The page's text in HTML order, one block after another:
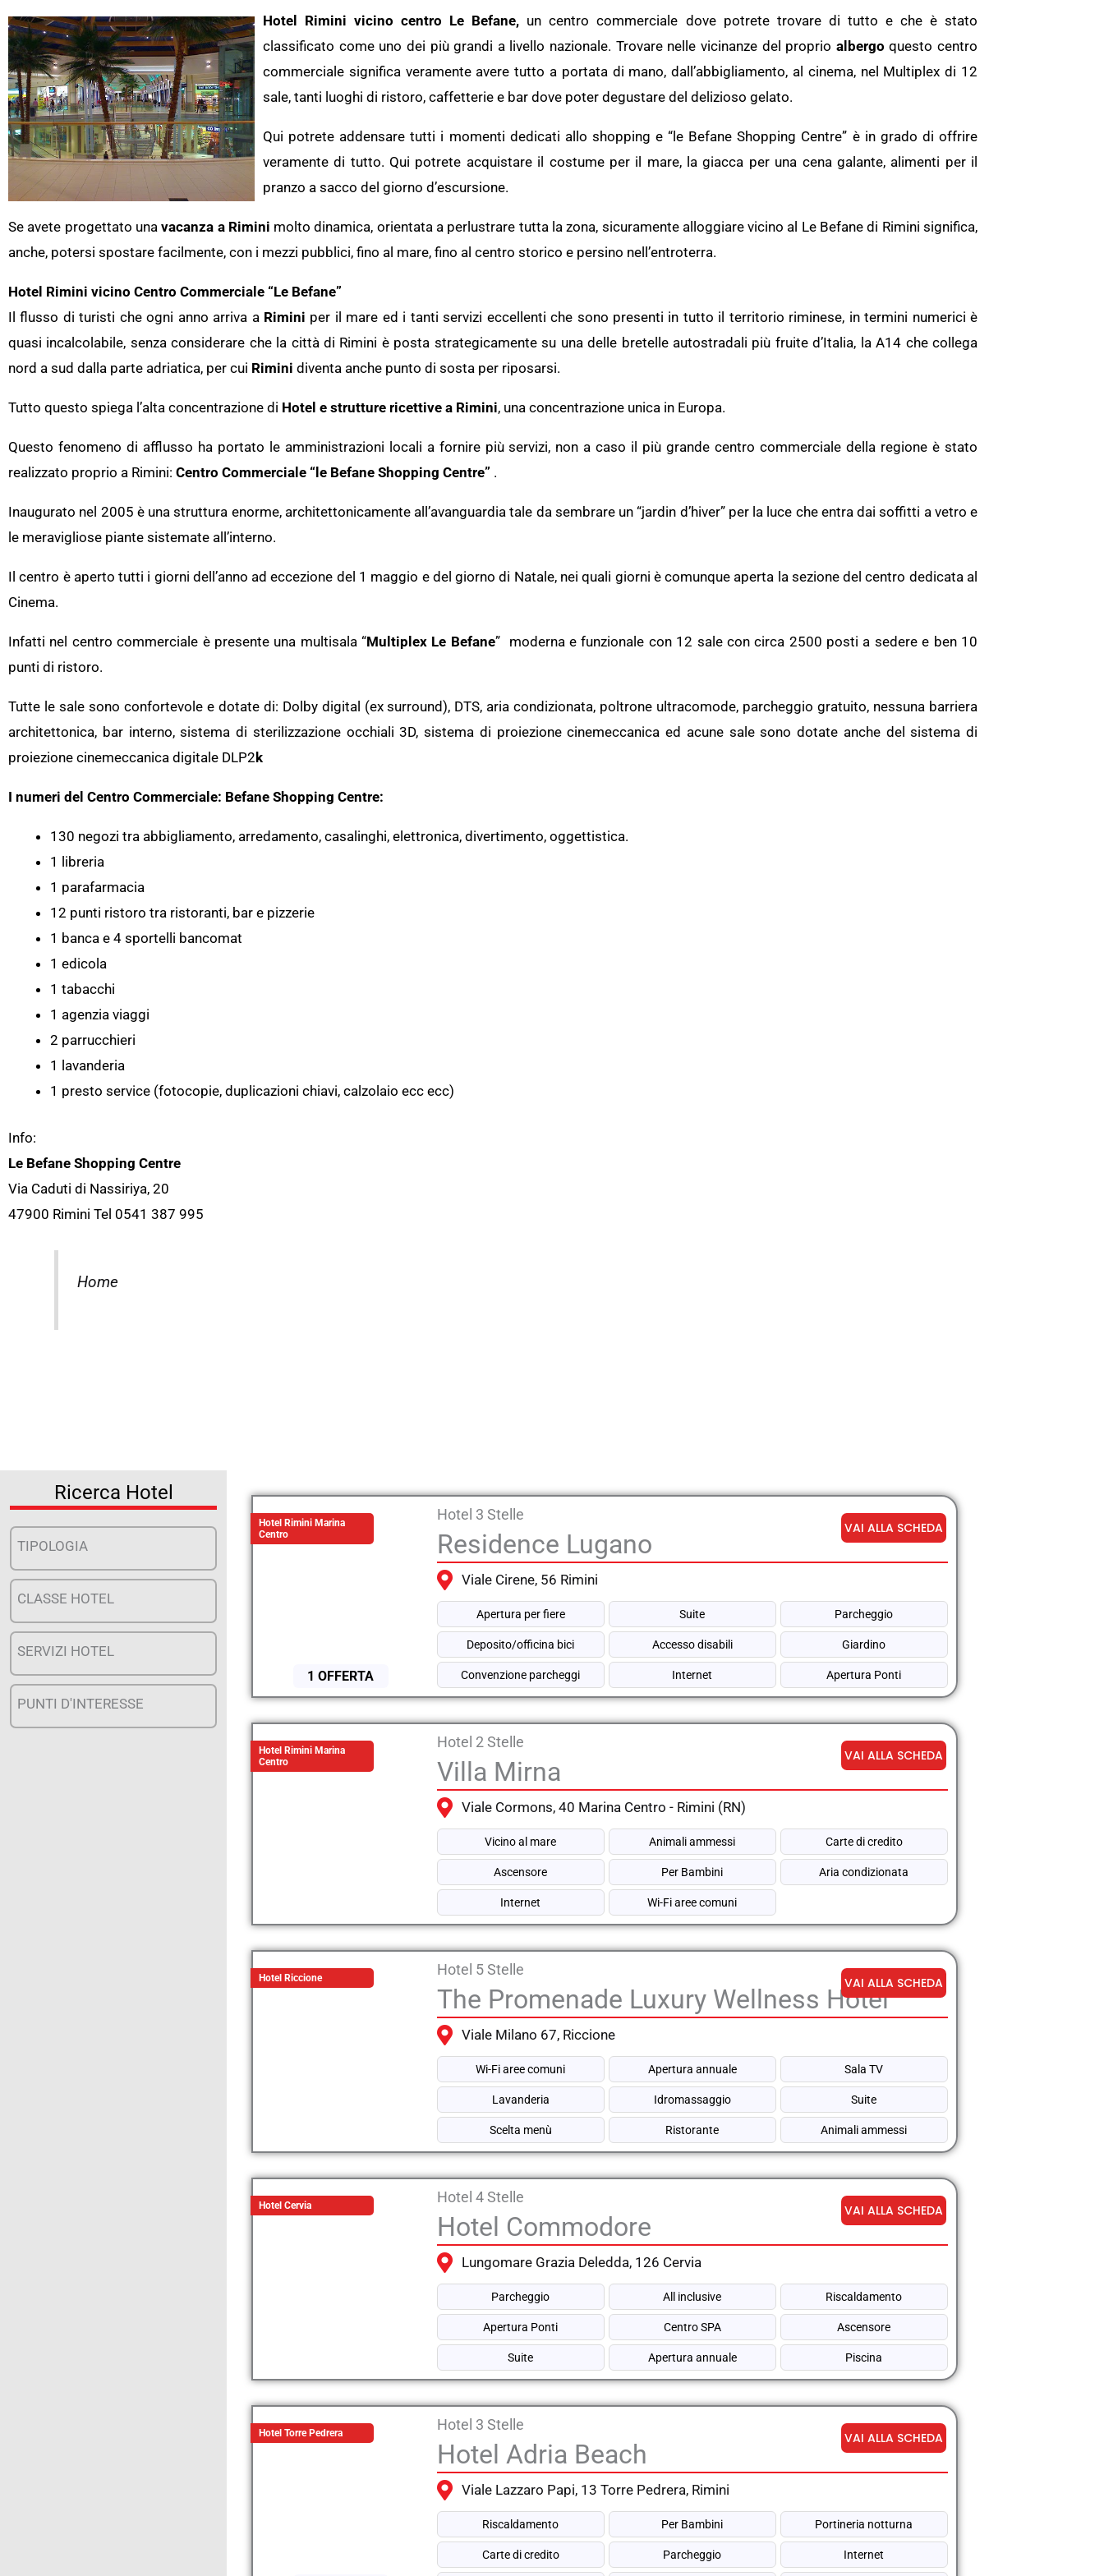
Hotel Rimini vicino centro Le Befane, un centro commerciale dove potrete trovare di tutto e che è stato
classificato come uno dei più grandi a livello nazionale. Trovare nelle vicinanze del proprio albergo questo centro
commerciale significa veramente avere tutto a portata di mano, dall’abbigliamento, al cinema, nel Multiplex di 12
sale, tanti luoghi di ristoro, caffetterie e bar dove poter degustare del delizioso gelato.
Qui potrete addensare tutti i momenti dedicati allo shopping e “le Befane Shopping Centre” è in grado di offrire
veramente di tutto. Qui potrete acquistare il costume per il mare, la giacca per una cena galante, alimenti per il
pranzo a sacco del giorno d’escursione.
Se avete progettato unavacanza a Rimini molto dinamica, orientata a perlustrare tutta la zona, sicuramente alloggiare vicino al Le Befane di Rimini significa,
anche, potersi spostare facilmente, con i mezzi pubblici, fino al mare, fino al centro storico e persino nell’entroterra.
Hotel Rimini vicino Centro Commerciale “Le Befane”
Il flusso di turisti che ogni anno arriva a Rimini per il mare ed i tanti servizi eccellenti che sono presenti in tutto il territorio riminese, in termini numerici è
quasi incalcolabile, senza considerare che la città di Rimini è posta strategicamente su una delle bretelle autostradali più fruite d’Italia, la A14 che collega
nord a sud dalla parte adriatica, per cui Rimini diventa anche punto di sosta per riposarsi.
Tutto questo spiega l’alta concentrazione di Hotel e strutture ricettive a Rimini, una concentrazione unica in Europa.
Questo fenomeno di afflusso ha portato le amministrazioni locali a fornire più servizi, non a caso il più grande centro commerciale della regione è stato
realizzato proprio a Rimini: Centro Commerciale “le Befane Shopping Centre” .
Inaugurato nel 2005 è una struttura enorme, architettonicamente all’avanguardia tale da sembrare un “jardin d’hiver” per la luce che entra dai soffitti a vetro e
le meravigliose piante sistemate all’interno.
Il centro è aperto tutti i giorni dell’anno ad eccezione del 1 maggio e del giorno di Natale, nei quali giorni è comunque aperta la sezione del centro dedicata al
Cinema.
Infatti nel centro commerciale è presente una multisala “Multiplex Le Befane” moderna e funzionale con 12 sale con circa 2500 posti a sedere e ben 10
punti di ristoro.
Tutte le sale sono confortevole e dotate di: Dolby digital (ex surround), DTS, aria condizionata, poltrone ultracomode, parcheggio gratuito, nessuna barriera
architettonica, bar interno, sistema di sterilizzazione occhiali 3D, sistema di proiezione cinemeccanica ed acune sale sono dotate anche del sistema di
proiezione cinemeccanica digitale DLP2 k
I numeri del Centro Commerciale: Befane Shopping Centre:
130 negozi tra abbigliamento, arredamento, casalinghi, elettronica, divertimento, oggettistica.
1 libreria
1 parafarmacia
12 punti ristoro tra ristoranti, bar e pizzerie
1 banca e 4 sportelli bancomat
1 edicola
1 tabacchi
1 agenzia viaggi
2 parrucchieri
1 lavanderia
1 presto service (fotocopie, duplicazioni chiavi, calzolaio ecc ecc)
Info:
Le Befane Shopping Centre
Via Caduti di Nassiriya, 20
47900 Rimini Tel 0541 387 995
Home
Ricerca Hotel
TIPOLOGIA
CLASSE HOTEL
SERVIZI HOTEL
PUNTI D'INTERESSE
1 OFFERTA
Hotel Rimini Marina
Centro
Hotel 3 Stelle
VAI ALLA SCHEDA
Residence Lugano
Viale Cirene, 56 Rimini
Apertura per fiere Suite Parcheggio
Deposito/officina bici Accesso disabili Giardino
Convenzione parcheggi Internet Apertura Ponti
Hotel Rimini Marina
Centro
Hotel 2 Stelle
VAI ALLA SCHEDA
Villa Mirna
Viale Cormons, 40 Marina Centro - Rimini (RN)
Vicino al mare Animali ammessi Carte di credito
Ascensore Per Bambini Aria condizionata
Internet Wi-Fi aree comuni
Hotel Riccione Hotel 5 Stelle
VAI ALLA SCHEDA
The Promenade Luxury Wellness Hotel
Viale Milano 67, Riccione
Wi-Fi aree comuni Apertura annuale Sala TV
Lavanderia Idromassaggio Suite
Scelta menù Ristorante Animali ammessi
Hotel Cervia Hotel 4 Stelle
VAI ALLA SCHEDA
Hotel Commodore
Lungomare Grazia Deledda, 126 Cervia
Parcheggio All inclusive Riscaldamento
Apertura Ponti Centro SPA Ascensore
Suite Apertura annuale Piscina
Hotel Torre Pedrera Hotel 3 Stelle
VAI ALLA SCHEDA
Hotel Adria Beach
Viale Lazzaro Papi, 13 Torre Pedrera, Rimini
Riscaldamento Per Bambini Portineria notturna
Carte di credito Parcheggio Internet